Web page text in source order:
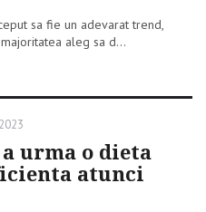
sa fie un adevarat trend,
aleg sa d...
urma o dieta
atunci